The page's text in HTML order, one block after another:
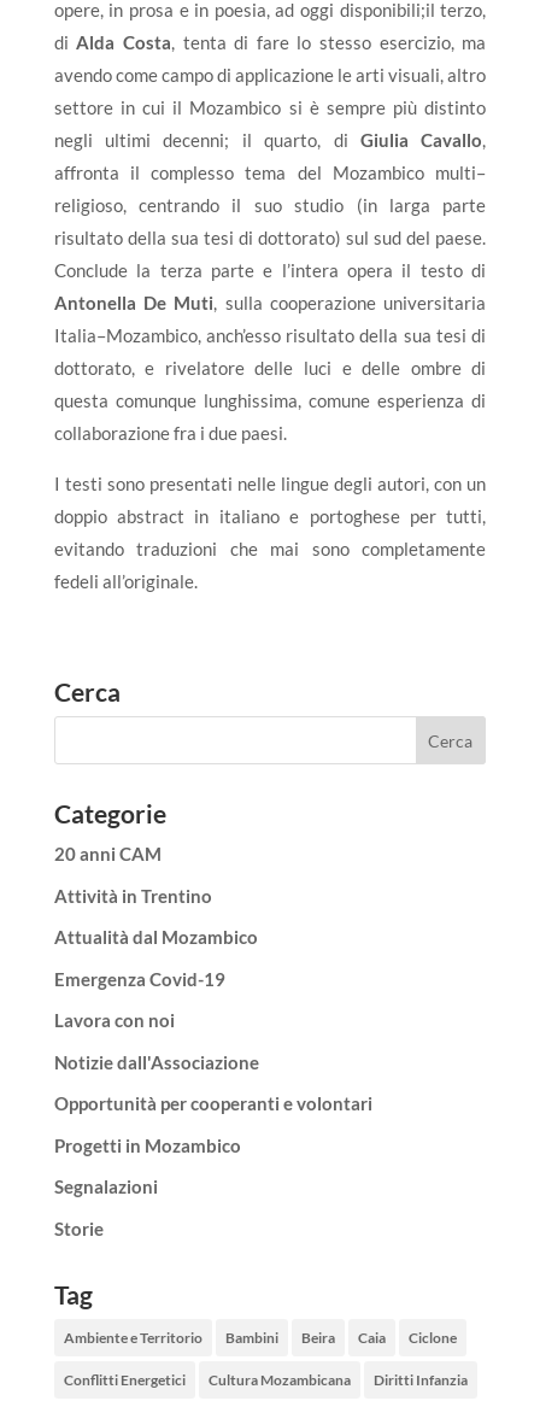
opere, in prosa e in poesia, ad oggi disponibili;il terzo,
diAlda Costa, tenta di fare lo stesso esercizio, ma
avendo come campo di applicazione le arti visuali, altro
settore in cui il Mozambico si è sempre più distinto
negli ultimi decenni; il quarto, di Giulia Cavallo,
affronta il complesso tema del Mozambico multi–
religioso, centrando il suo studio (in larga parte
risultato della sua tesi di dottorato) sul sud del paese.
Conclude la terza parte e l’intera opera il testo di
Antonella De Muti, sulla cooperazione universitaria
Italia–Mozambico, anch’esso risultato della sua tesi di
dottorato, e rivelatore delle luci e delle ombre di
questa comunque lunghissima, comune esperienza di
collaborazione fra i due paesi.
I testi sono presentati nelle lingue degli autori, con un
doppio abstract in italiano e portoghese per tutti,
evitando traduzioni che mai sono completamente
fedeli all’originale.
Cerca
Categorie
20 anni CAM
Attività in Trentino
Attualità dal Mozambico
Emergenza Covid-19
Lavora con noi
Notizie dall'Associazione
Opportunità per cooperanti e volontari
Progetti in Mozambico
Segnalazioni
Storie
Tag
Ambiente e Territorio Bambini Beira Caia Ciclone
Conflitti Energetici Cultura Mozambicana Diritti Infanzia